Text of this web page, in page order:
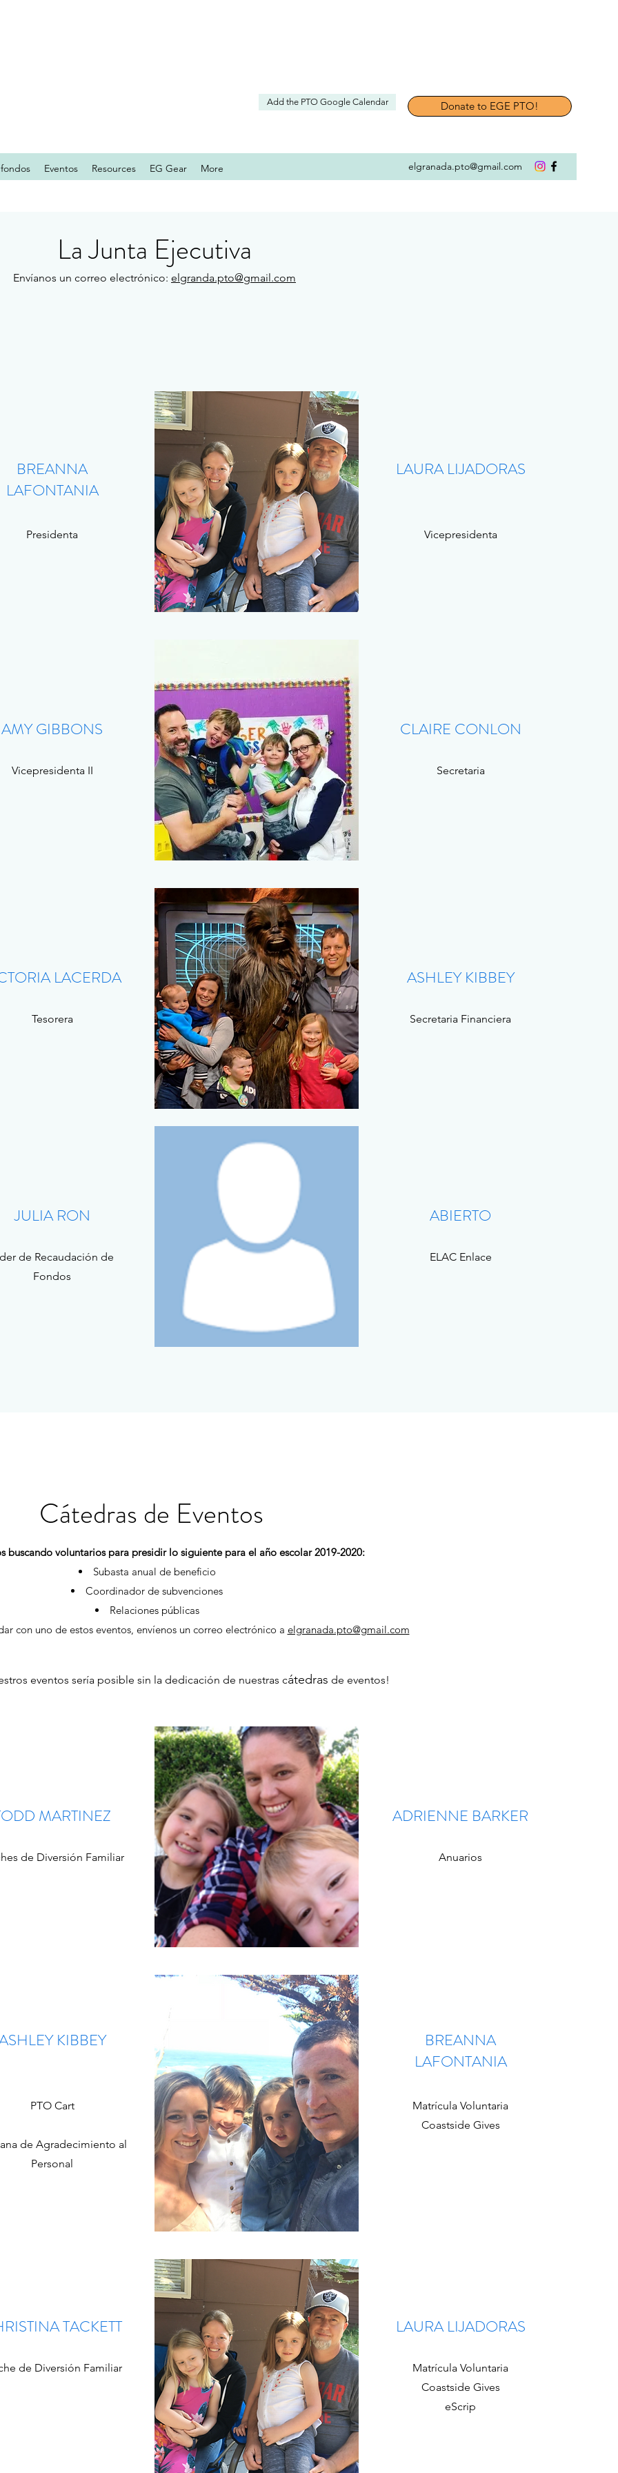
Add the PTO Google Calendar Donate to EGE PTO!
Eventos Resources EG Gear More elgranada.pto@gmail.com
La Junta Ejecutiva
Envíanos un correo electrónico: elgranda.pto@gmail.com
BREANNA
LAFONTANIA
Presidenta
LAURA LIJADORAS
Vicepresidenta
LACERDA
Tesorera
ASHLEY KIBBEY
Secretaria Financiera
JULIA RON
de Recaudación de
Fondos
ABIERTO
ELAC Enlace
AMY GIBBONS
Vicepresidenta II
CLAIRE CONLON
Secretaria
Cátedras de Eventos
buscando voluntarios para presidir lo siguiente para el año escolar 2019-2020:
Subasta anual de beneficio
Coordinador de subvenciones
Relaciones públicas
con uno de estos eventos, envíenos un correo electrónico a elgranada.pto@gmail.com​
eventos sería posible sin la dedicación de nuestras cátedras de eventos!
MARTINEZ
de Diversión Familiar
ADRIENNE BARKER
Anuarios
KIBBEY
PTO Cart
de Agradecimiento al
Personal
BREANNA
LAFONTANIA
Matrícula Voluntaria
Coastside Gives
TACKETT
de Diversión Familiar
LAURA LIJADORAS
Matrícula Voluntaria
Coastside Gives
eScrip